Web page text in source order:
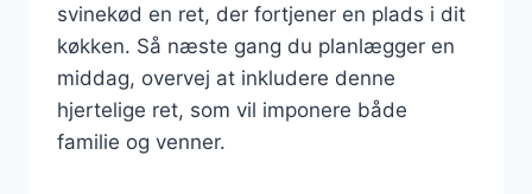
svinekød en ret, der fortjener en plads i dit
køkken. Så næste gang du planlægger en
middag, overvej at inkludere denne
hjertelige ret, som vil imponere både
familie og venner.